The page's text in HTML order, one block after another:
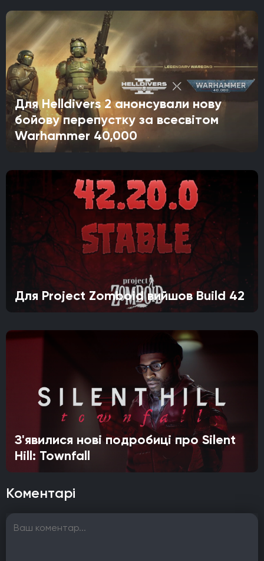
Для Helldivers 2 анонсували нову
бойову перепустку за всесвітом
Warhammer 40,000
Для Project Zomboid вийшов Build 42
З'явилися нові подробиці про Silent
Hill: Townfall
Коментарі